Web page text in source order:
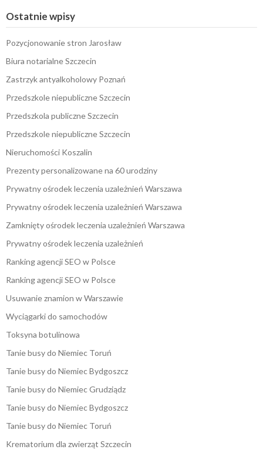
Ostatnie wpisy
Pozycjonowanie stron Jarosław
Biura notarialne Szczecin
Zastrzyk antyalkoholowy Poznań
Przedszkole niepubliczne Szczecin
Przedszkola publiczne Szczecin
Przedszkole niepubliczne Szczecin
Nieruchomości Koszalin
Prezenty personalizowane na 60 urodziny
Prywatny ośrodek leczenia uzależnień Warszawa
Prywatny ośrodek leczenia uzależnień Warszawa
Zamknięty ośrodek leczenia uzależnień Warszawa
Prywatny ośrodek leczenia uzależnień
Ranking agencji SEO w Polsce
Ranking agencji SEO w Polsce
Usuwanie znamion w Warszawie
Wyciągarki do samochodów
Toksyna botulinowa
Tanie busy do Niemiec Toruń
Tanie busy do Niemiec Bydgoszcz
Tanie busy do Niemiec Grudziądz
Tanie busy do Niemiec Bydgoszcz
Tanie busy do Niemiec Toruń
Krematorium dla zwierząt Szczecin